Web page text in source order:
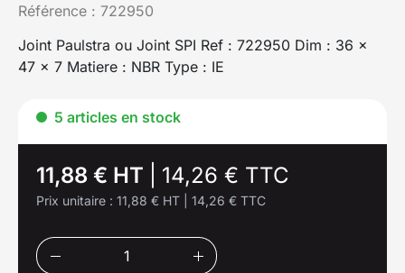
Référence : 722950
Joint Paulstra ou Joint SPI Ref : 722950 Dim : 36 x
47 x 7 Matiere : NBR Type : IE
5 articles en stock
11,88 € HT 14,26 € TTC
Prix unitaire : 11,88 € HT 14,26 € TTC